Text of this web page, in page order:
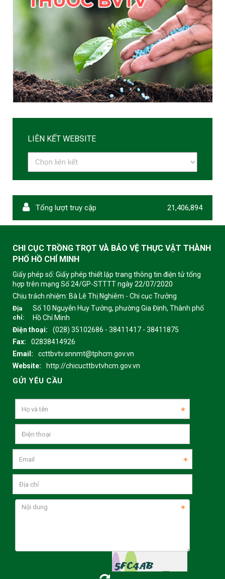
LIÊN KẾT WEBSITE
Tổng lượt truy cập 21,406,894
CHI CỤC TRỒNG TRỌT VÀ BẢO VỆ THỰC VẬT THÀNH
PHỐ HỒ CHÍ MINH
Giấy phép số: Giấy phép thiết lập trang thông tin điện tử tổng
hợp trên mạng Số 24/GP-STTTT ngày 22/07/2020
Chịu trách nhiệm: Bà Lê Thị Nghiêm - Chi cục Trưởng
Địa
chỉ:
Số 10 Nguyễn Huy Tưởng, phường Gia Định, Thành phố
Hồ Chí Minh
Điện thoại:
(028) 35102686 - 38411417 - 38411875
Fax:
02838414926
Email:
ccttbvtv.snnmt@tphcm.gov.vn
Website:
http://chicucttbvtvhcm.gov.vn
GỬI YÊU CẦU